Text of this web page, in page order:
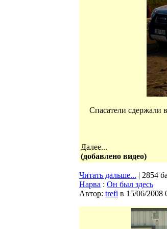
Спасатели сдержали
Далее...
(добавлено видео)
Читать дальше... | 2854
Нарва : Он был здесь
Автор: trefi в 15/06/2008